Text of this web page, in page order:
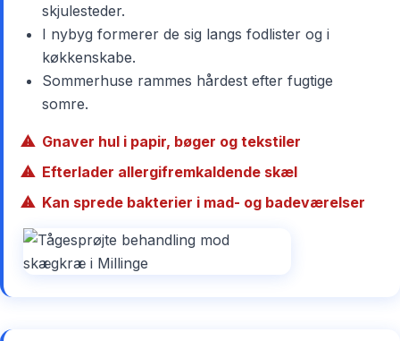
skjulesteder.
I nybyg formerer de sig langs fodlister og i
køkkenskabe.
Sommerhuse rammes hårdest efter fugtige
somre.
Gnaver hul i papir, bøger og tekstiler
Efterlader allergifremkaldende skæl
Kan sprede bakterier i mad- og badeværelser